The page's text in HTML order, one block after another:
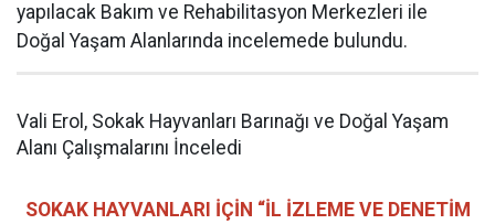
yapılacak Bakım ve Rehabilitasyon Merkezleri ile
Doğal Yaşam Alanlarında incelemede bulundu.
Vali Erol, Sokak Hayvanları Barınağı ve Doğal Yaşam
Alanı Çalışmalarını İnceledi
SOKAK HAYVANLARI İÇİN “İL İZLEME VE DENETİM